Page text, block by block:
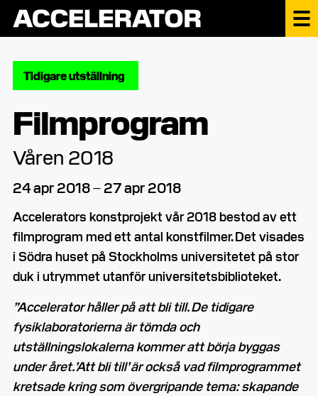
Tidigare utställning
Filmprogram
Våren 2018
24 apr 2018 – 27 apr 2018
Accelerators konstprojekt vår 2018 bestod av ett
filmprogram med ett antal konstfilmer. Det visades
i Södra huset på Stockholms universitetet på stor
duk i utrymmet utanför universitetsbiblioteket.
”Accelerator håller på att bli till. De tidigare
fysiklaboratorierna är tömda och
utställningslokalerna kommer att börja byggas
under året. ’Att bli till’ är också vad filmprogrammet
kretsade kring som övergripande tema: skapande